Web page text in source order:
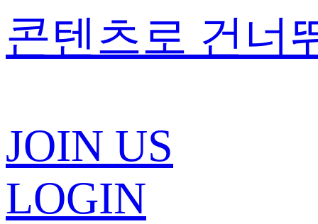
콘텐츠로 건너
JOIN US
LOGIN